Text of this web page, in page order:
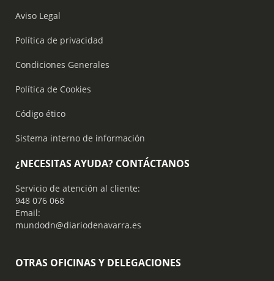
Aviso Legal
Política de privacidad
Condiciones Generales
Política de Cookies
Código ético
Sistema interno de información
¿NECESITAS AYUDA? CONTÁCTANOS
Servicio de atención al cliente:
948 076 068
Email:
mundodn@diariodenavarra.es
OTRAS OFICINAS Y DELEGACIONES